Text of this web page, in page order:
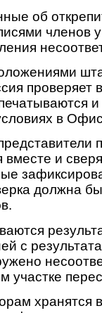
об
членов
проверяет
и
в
вместе и
должна
с
участке
хранятся